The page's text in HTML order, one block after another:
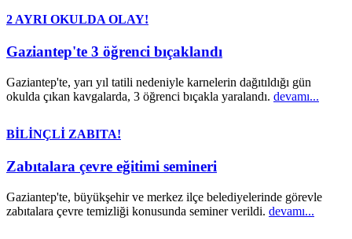
2 AYRI OKULDA OLAY!
Gaziantep'te 3 öğrenci bıçaklandı
Gaziantep'te, yarı yıl tatili nedeniyle karnelerin dağıtıldığı gün
okulda çıkan kavgalarda, 3 öğrenci bıçakla yaralandı. devamı...
BİLİNÇLİ ZABITA!
Zabıtalara çevre eğitimi semineri
Gaziantep'te, büyükşehir ve merkez ilçe belediyelerinde görevle
zabıtalara çevre temizliği konusunda seminer verildi. devamı...